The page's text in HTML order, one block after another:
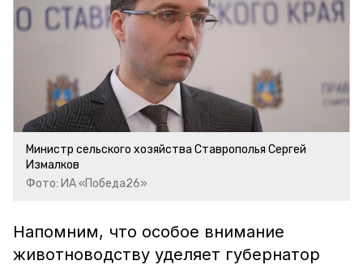
Министр сельского хозяйства Ставрополья Сергей
Измалков
Фото: ИА «Победа26»
Напомним, что особое внимание
животноводству уделяет губернатор